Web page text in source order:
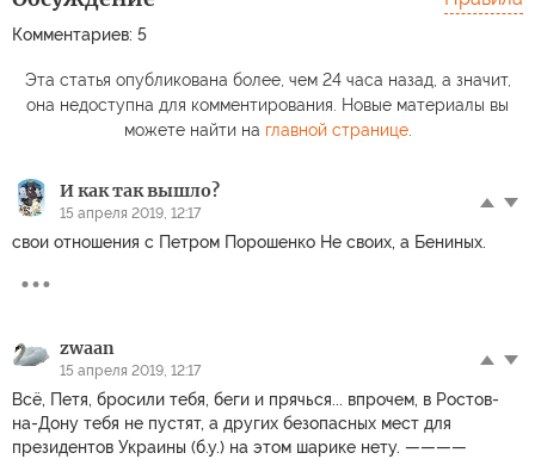
Комментариев: 5
Эта статья опубликована более, чем 24 часа назад, а значит,
она недоступна для комментирования. Новые материалы вы
можете найти на главной странице.
И как так вышло?
15 апреля 2019, 12:17
свои отношения с Петром Порошенко Не своих, а Бениных.
zwaan
15 апреля 2019, 12:17
Всё, Петя, бросили тебя, беги и прячься... впрочем, в Ростов-
на-Дону тебя не пустят, а других безопасных мест для
президентов Украины (б.у.) на этом шарике нету. ————